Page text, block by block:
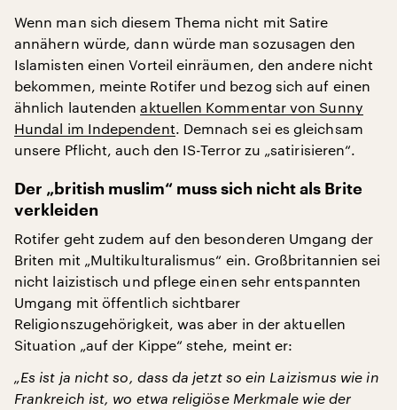
Wenn man sich diesem Thema nicht mit Satire
annähern würde, dann würde man sozusagen den
Islamisten einen Vorteil einräumen, den andere nicht
bekommen, meinte Rotifer und bezog sich auf einen
ähnlich lautendenaktuellen Kommentar von Sunny
Hundal im Independent. Demnach sei es gleichsam
unsere Pflicht, auch den IS-Terror zu „satirisieren“.
Der „british muslim“ muss sich nicht als Brite
verkleiden
Rotifer geht zudem auf den besonderen Umgang der
Briten mit „Multikulturalismus“ ein. Großbritannien sei
nicht laizistisch und pflege einen sehr entspannten
Umgang mit öffentlich sichtbarer
Religionszugehörigkeit, was aber in der aktuellen
Situation „auf der Kippe“ stehe, meint er:
„Es ist ja nicht so, dass da jetzt so ein Laizismus wie in
Frankreich ist, wo etwa religiöse Merkmale wie der